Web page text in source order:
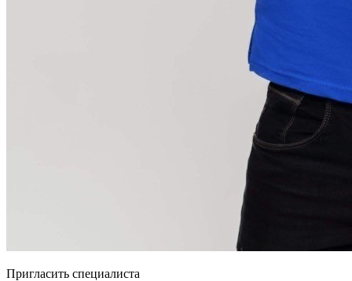
Пригласить специалиста